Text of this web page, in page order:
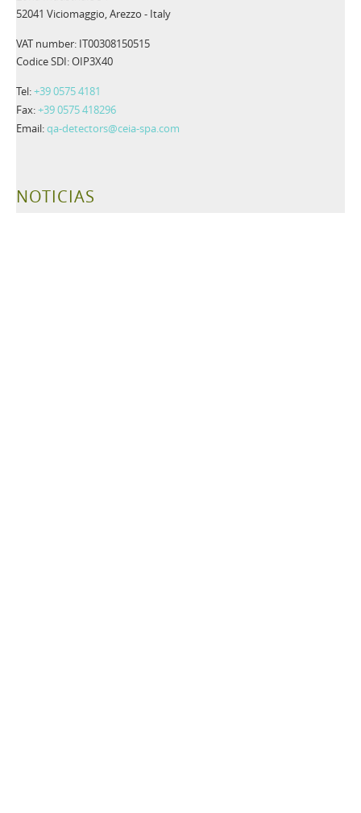
52041 Viciomaggio, Arezzo - Italy
VAT number: IT00308150515
Codice SDI: OIP3X40
Tel:+39 0575 4181
Fax:+39 0575 418296
Email:qa-detectors@ceia-spa.com
NOTICIAS